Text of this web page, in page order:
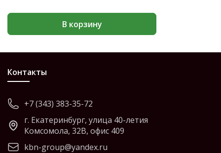
В корзину
Контакты
+7 (343) 383-35-72
г. Екатеринбург, улица 40-летия
Комсомола, 32В, офис 409
kbn-group@yandex.ru